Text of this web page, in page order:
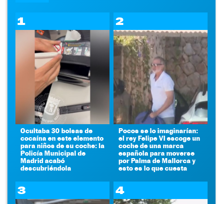
1
Ocultaba 30 bolsas de
cocaína en este elemento
para niños de su coche: la
Policía Municipal de
Madrid acabó
descubriéndola
2
Pocos se lo imaginarían:
el rey Felipe VI escoge un
coche de una marca
española para moverse
por Palma de Mallorca y
esto es lo que cuesta
3 4